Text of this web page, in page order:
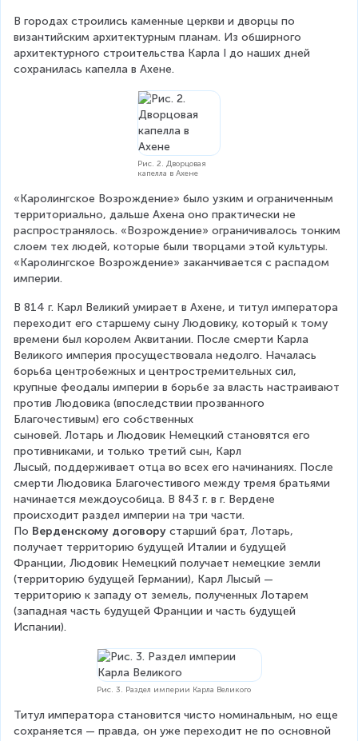
В городах строились каменные церкви и дворцы по
византийским архитектурным планам. Из обширного
архитектурного строительства Карла I до наших дней
сохранилась капелла в Ахене.
Рис. 2. Дворцовая
капелла в Ахене
«Каролингское Возрождение» было узким и ограниченным
территориально, дальше Ахена оно практически не
распространялось. «Возрождение» ограничивалось тонким
слоем тех людей, которые были творцами этой культуры.
«Каролингское Возрождение» заканчивается с распадом
империи.
В 814 г. Карл Великий умирает в Ахене, и титул императора
переходит его старшему сыну Людовику, который к тому
времени был королем Аквитании. После смерти Карла
Великого империя просуществовала недолго. Началась
борьба центробежных и центростремительных сил,
крупные феодалы империи в борьбе за власть настраивают
против Людовика (впоследствии прозванного
Благочестивым) его собственных
сыновей. Лотарь и Людовик Немецкий становятся его
противниками, и только третий сын, Карл
Лысый, поддерживает отца во всех его начинаниях. После
смерти Людовика Благочестивого между тремя братьями
начинается междоусобица. В 843 г. в г. Вердене
происходит раздел империи на три части.
По Верденскому договору старший брат, Лотарь,
получает территорию будущей Италии и будущей
Франции, Людовик Немецкий получает немецкие земли
(территорию будущей Германии), Карл Лысый —
территорию к западу от земель, полученных Лотарем
(западная часть будущей Франции и часть будущей
Испании).
Рис. 3. Раздел империи Карла Великого
Титул императора становится чисто номинальным, но еще
сохраняется — правда, он уже переходит не по основной